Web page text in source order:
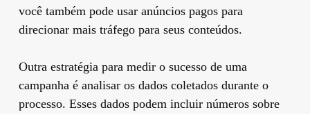
você também pode usar anúncios pagos para
direcionar mais tráfego para seus conteúdos.
Outra estratégia para medir o sucesso de uma
campanha é analisar os dados coletados durante o
processo. Esses dados podem incluir números sobre